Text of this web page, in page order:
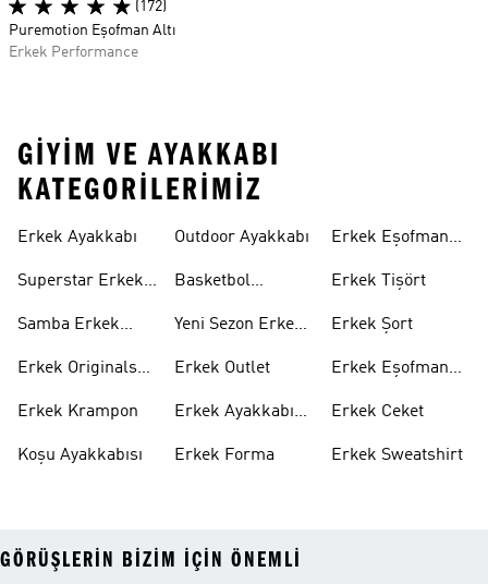
(172)
Puremotion Eşofman Altı
Erkek Performance
GIYIM VE AYAKKABI
KATEGORILERIMIZ
Erkek Ayakkabı
Superstar Erkek
Samba Erkek
Erkek Originals
Erkek Krampon
Koşu Ayakkabısı
Outdoor Ayakkabı
Basketbol
Yeni Sezon Erkek
Erkek Outlet
Erkek Ayakkabı
Erkek Forma
Erkek Eşofman
Erkek Tişört
Erkek Şort
Erkek Eşofman
Erkek Ceket
Erkek Sweatshirt
GÖRÜŞLERIN BIZIM IÇIN ÖNEMLI